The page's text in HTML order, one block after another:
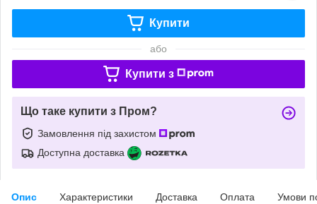
Купити
або
Купити з
Що таке купити з Пром?
Замовлення під захистом
Доступна доставка
Опис Характеристики Доставка Оплата Умови